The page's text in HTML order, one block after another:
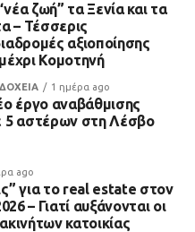
ζωή” τα Ξενία και τα
– Τέσσερις
αξιοποίησης
Κομοτηνή
1 ημέρα ago
έργο αναβάθμισης
5 αστέρων στη Λέσβο
ago
για το real estate στον
– Γιατί αυξάνονται οι
κατοικίας